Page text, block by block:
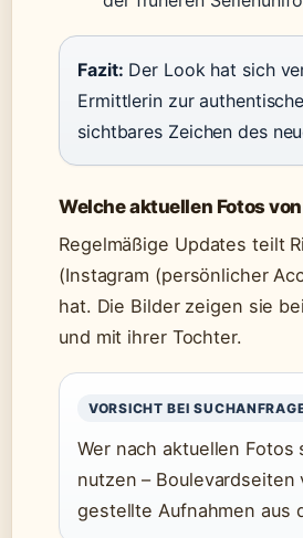
Fazit: Der Look hat sich
Ermittlerin zur
sichtbares Zeichen des
Welche aktuellen Fotos
Regelmäßige Updates teilt
(Instagram (persönlicher
hat. Die Bilder zeigen sie
und mit ihrer Tochter.
VORSICHT BEI
Wer nach aktuellen
nutzen –
gestellte Aufnahmen aus